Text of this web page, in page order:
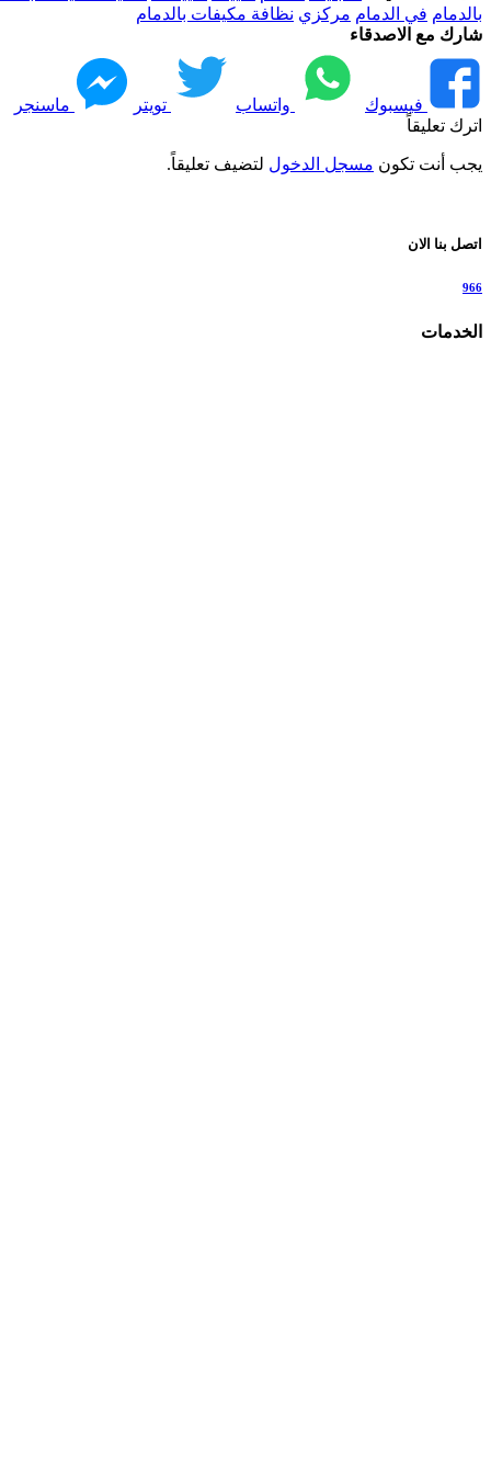
بالدمام في الدمام مركزي نظافة مكيفات بالدمام
شارك مع الاصدقاء
فيسبوك واتساب تويتر ماسنجر
اترك تعليقاً
يجب أنت تكون مسجل الدخول لتضيف تعليقاً.
اتصل بنا الان
966
الخدمات